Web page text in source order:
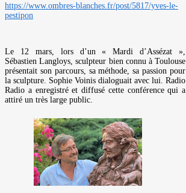
https://www.ombres-blanches.fr/post/5817/yves-le-
pestipon
Le 12 mars, lors d’un « Mardi d’Assézat »,
Sébastien Langloys, sculpteur bien connu à Toulouse
présentait son parcours, sa méthode, sa passion pour
la sculpture. Sophie Voinis dialoguait avec lui. Radio
Radio a enregistré et diffusé cette conférence qui a
attiré un très large public.